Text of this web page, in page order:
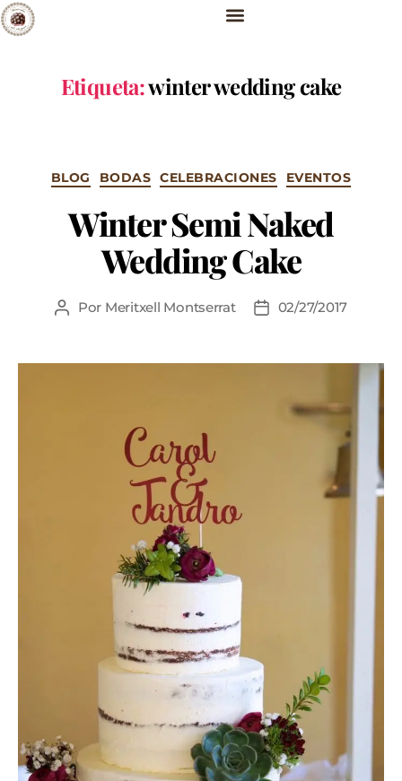
Etiqueta:winter wedding cake
BLOG BODAS CELEBRACIONES EVENTOS
Winter Semi Naked
Wedding Cake
Por Meritxell Montserrat 02/27/2017